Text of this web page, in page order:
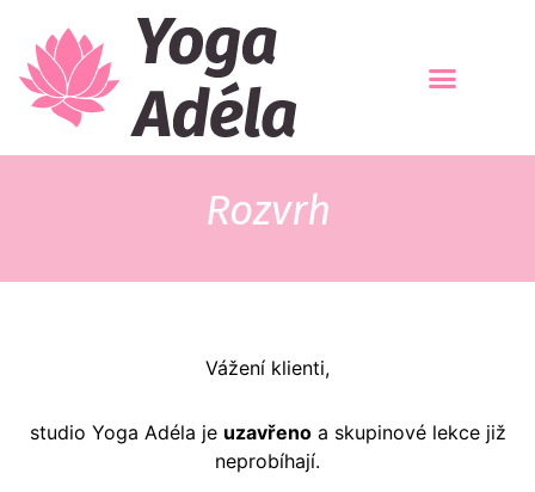
Rozvrh
Vážení klienti,
studio Yoga Adéla je uzavřenoa skupinové lekce již
neprobíhají.